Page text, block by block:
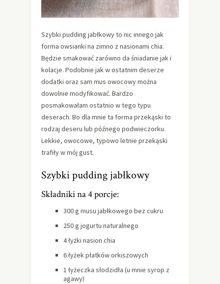
Szybki pudding jabłkowy to nic innego jak
forma owsianki na zimno z nasionami chia.
Będzie smakować zarówno da śniadanie jak i
kolacje. Podobnie jak w ostatnim deserze
dodatki oraz sam mus owocowy można
dowolnie modyfikować. Bardzo
posmakowałam ostatnio w tego typu
deserach. Bo dla mnie ta forma przekąski to
rodzaj deseru lub późnego podwieczorku.
Lekkie, owocowe, typowo letnie przekąski
trafiły w mój gust.
Szybki pudding jabłkowy
Składniki na 4 porcje:
300 g musu jabłkowego bez cukru
250 g jogurtu naturalnego
4 łyżki nasion chia
6 łyżek płatków orkiszowych
1 łyżeczka słodzidła (u mnie syrop z
agawy)